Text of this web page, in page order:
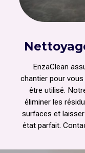
EnzaClean
chantier pour
être utilisé.
éliminer les
surfaces et
état parfait.